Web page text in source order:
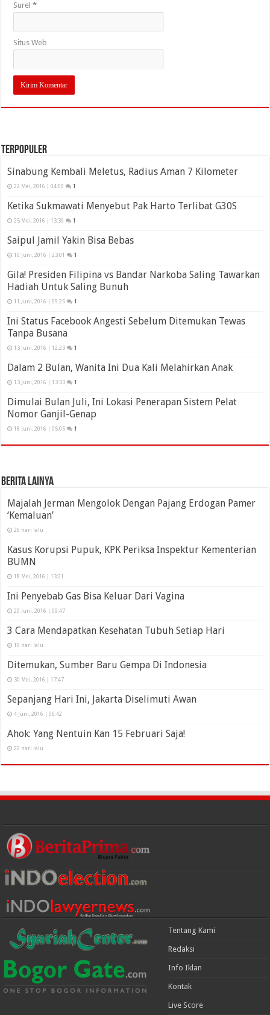
Surel*
Situs Web
Terpopuler
Sinabung Kembali Meletus, Radius Aman 7 Kilometer
22 Mei, 2016 | 04:00 1
Ketika Sukmawati Menyebut Pak Harto Terlibat G30S
25 Mei, 2016 | 13:39 1
Saipul Jamil Yakin Bisa Bebas
10 Juni, 2016 | 23:01 1
Gila! Presiden Filipina vs Bandar Narkoba Saling Tawarkan
Hadiah Untuk Saling Bunuh
11 Juni, 2016 | 09:25 1
Ini Status Facebook Angesti Sebelum Ditemukan Tewas
Tanpa Busana
13 Juni, 2016 | 12:23 1
Dalam 2 Bulan, Wanita Ini Dua Kali Melahirkan Anak
13 Juni, 2016 | 13:33 1
Dimulai Bulan Juli, Ini Lokasi Penerapan Sistem Pelat
Nomor Ganjil-Genap
18 Juni, 2016 | 05:05 1
Berita Lainya
Majalah Jerman Mengolok Dengan Pajang Erdogan Pamer
‘Kemaluan’
26 hari lalu
Kasus Korupsi Pupuk, KPK Periksa Inspektur Kementerian
BUMN
18 Mei, 2016 | 13:21
Ini Penyebab Gas Bisa Keluar Dari Vagina
20 Juni, 2016 | 09:47
3 Cara Mendapatkan Kesehatan Tubuh Setiap Hari
10 hari lalu
Ditemukan, Sumber Baru Gempa Di Indonesia
30 Mei, 2016 | 17:47
Sepanjang Hari Ini, Jakarta Diselimuti Awan
4 Juni, 2016 | 06:42
Ahok: Yang Nentuin Kan 15 Februari Saja!
22 hari lalu
Tentang Kami
Redaksi
Info Iklan
Kontak
Live Score